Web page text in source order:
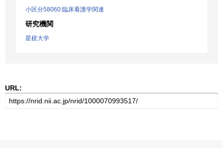
小区分58060:臨床看護学関連
研究機関
星槎大学
URL: